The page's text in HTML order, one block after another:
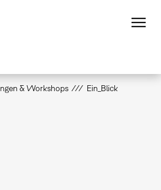
& Workshops Ein_Blick